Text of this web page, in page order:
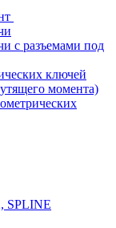
с разъемами под
ключей
момента)
SPLINE